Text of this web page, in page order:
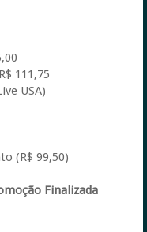
111,75
USA)
(R$ 99,50)
Finalizada